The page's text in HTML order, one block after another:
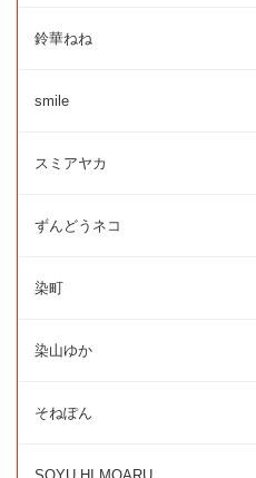
鈴華ねね
smile
スミアヤカ
ずんどうネコ
染町
染山ゆか
そねぽん